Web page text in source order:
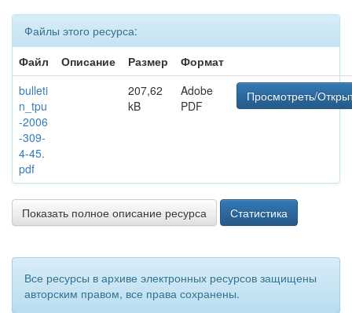
Файлы этого ресурса:
Файл
Описание Размер
Формат
bulleti
n_tpu
-2006
-309-
4-45.
pdf
207,62
kB
Adobe
PDF
Просмотреть/
Показать полное описание ресурса Статистика
Все ресурсы в архиве электронных ресурсов защищены
авторским правом, все права сохранены.